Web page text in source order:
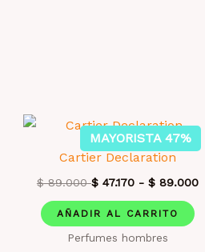
MAYORISTA 47%
Cartier Declaration
$89.000 $47.170- $89.000
AÑADIR AL CARRITO
Perfumes hombres